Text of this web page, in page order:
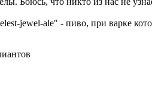
jewel-ale" - пиво, при варке